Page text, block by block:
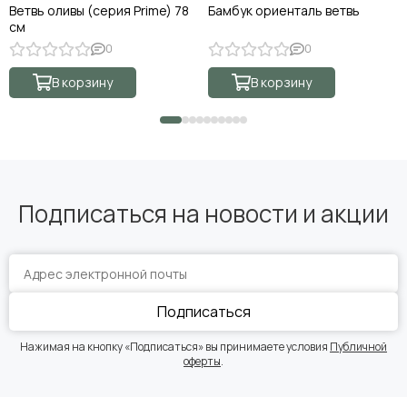
Ветвь оливы (серия Prime) 78
см
0
В корзину
Бамбук ориенталь ветвь
0
В корзину
Подписаться на новости и акции
Подписаться
Нажимая на кнопку «Подписаться» вы принимаете условия Публичной
оферты.